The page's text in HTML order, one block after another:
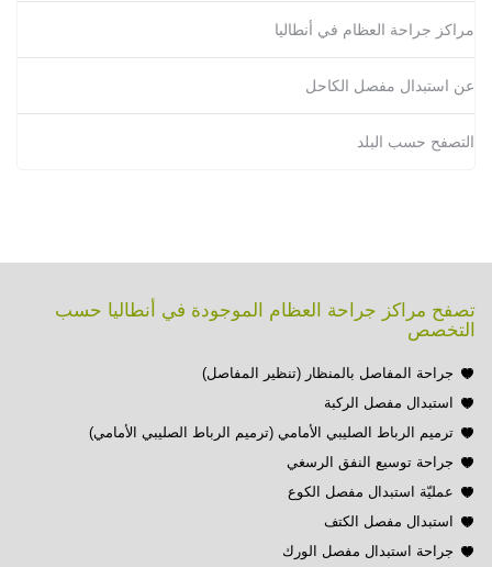
مراكز جراحة العظام في أنطاليا
عن استبدال مفصل الكاحل
التصفح حسب البلد
تصفح مراكز جراحة العظام الموجودة في أنطاليا حسب
التخصص
جراحة المفاصل بالمنظار (تنظير المفاصل)
استبدال مفصل الركبة
ترميم الرباط الصليبي الأمامي (ترميم الرباط الصليبي الأمامي)
جراحة توسيع النفق الرسغي
عمليّة استبدال مفصل الكوع
استبدال مفصل الكتف
جراحة استبدال مفصل الورك